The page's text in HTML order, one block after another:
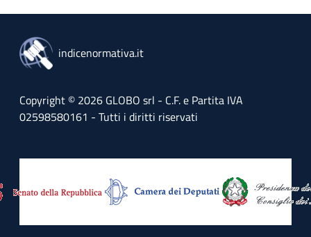
indicenormativa.it
Copyright © 2026 GLOBO srl - C.F. e Partita IVA
02598580161 - Tutti i diritti riservati